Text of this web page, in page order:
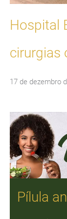
Hospital
cirurgias
17 de dezembro
Pílula